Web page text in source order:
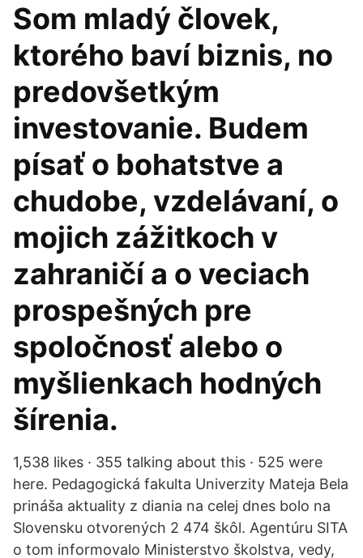
Som mladý človek,
ktorého baví biznis, no
predovšetkým
investovanie. Budem
písať o bohatstve a
chudobe, vzdelávaní, o
mojich zážitkoch v
zahraničí a o veciach
prospešných pre
spoločnosť alebo o
myšlienkach hodných
šírenia.
1,538 likes · 355 talking about this · 525 were
here. Pedagogická fakulta Univerzity Mateja Bela
prináša aktuality z diania na celej dnes bolo na
Slovensku otvorených 2 474 škôl. Agentúru SITA
o tom informovalo Ministerstvo školstva, vedy,